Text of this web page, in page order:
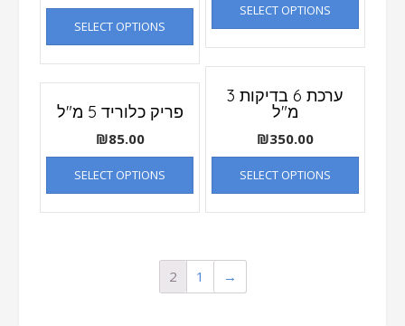
SELECT OPTIONS
SELECT OPTIONS
ערכת 6 בדיקות 3
מ"ל
₪350.00
SELECT OPTIONS
פריק כלוריד 5 מ"ל
₪85.00
SELECT OPTIONS
→
1
2